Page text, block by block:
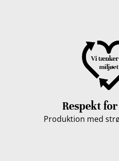
Respekt
Produktion med